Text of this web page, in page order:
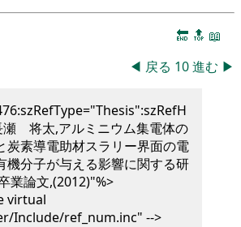
🔚 🔝 📖
◀ 戻る 10進む ▶
将太,アルミニウム集電体の
炭素導電助材スラリー界面の電
機分子が与える影響に関する研
業論文,(2012)"%>
virtual
Include/ref_num.inc" -->